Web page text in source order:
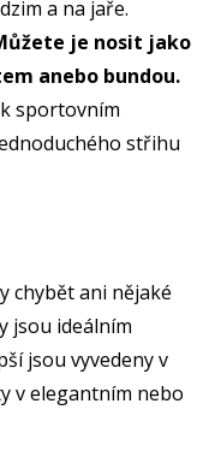
a na jaře.
je nosit jako
anebo bundou.
sportovním
střihu
chybět ani nějaké
jsou ideálním
jsou vyvedeny v
v elegantním nebo